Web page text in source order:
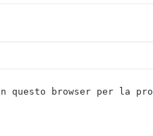
browser per la